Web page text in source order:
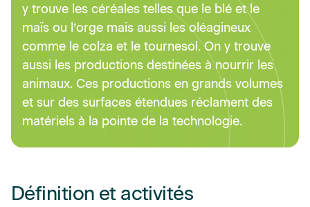
Annuaire
Contacter
y trouve les céréales telles que le blé et le
maïs ou l’orge mais aussi les oléagineux
comme le colza et le tournesol. On y trouve
aussi les productions destinées à nourrir les
animaux. Ces productions en grands volumes
et sur des surfaces étendues réclament des
matériels à la pointe de la technologie.
Définition et activités